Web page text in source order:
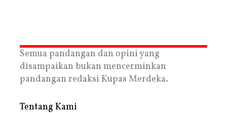
Semua pandangan dan opini yang
disampaikan bukan mencerminkan
pandangan redaksi Kupas Merdeka.
Tentang Kami